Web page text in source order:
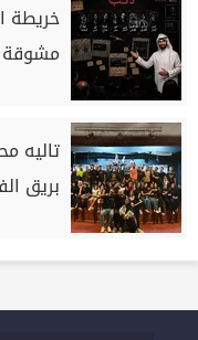
خريطة
مشوقة
تاليه
بريق